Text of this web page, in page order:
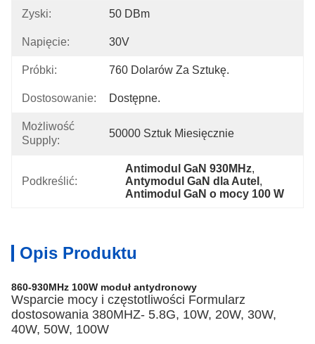
Zyski: 50 DBm
Napięcie: 30V
Próbki: 760 Dolarów Za Sztukę.
Dostosowanie: Dostępne.
Możliwość
Supply:
50000 Sztuk Miesięcznie
Podkreślić:
Antimodul GaN 930MHz,
Antymodul GaN dla Autel ,
Antimodul GaN o mocy 100 W
Opis Produktu
860-930MHz 100W moduł antydronowy
Wsparcie mocy i częstotliwości Formularz
dostosowania 380MHZ- 5.8G, 10W, 20W, 30W,
40W, 50W, 100W